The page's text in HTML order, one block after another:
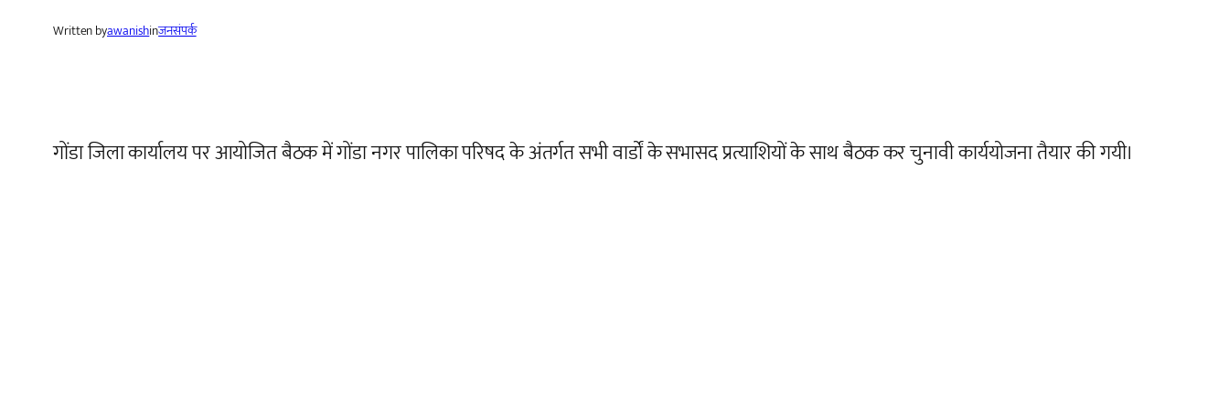
Written byawanishinजनसंपर्क
गोंडा जिला कार्यालय पर आयोजित बैठक में गोंडा नगर पालिका परिषद के अंतर्गत सभी वार्डों के सभासद प्रत्याशियों के साथ बैठक कर चुनावी कार्ययोजना तैयार की गयी।